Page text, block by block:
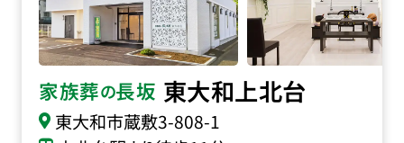
家族葬の長坂 東大和上北台
東大和市蔵敷3-808-1